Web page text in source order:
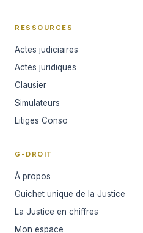
RESSOURCES
Actes judiciaires
Actes juridiques
Clausier
Simulateurs
Litiges Conso
G-DROIT
À propos
Guichet unique de la Justice
La Justice en chiffres
Mon espace